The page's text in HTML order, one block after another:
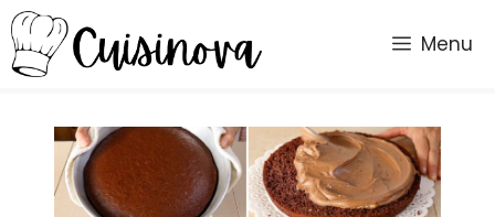
Vai
al
contenuto
Menu